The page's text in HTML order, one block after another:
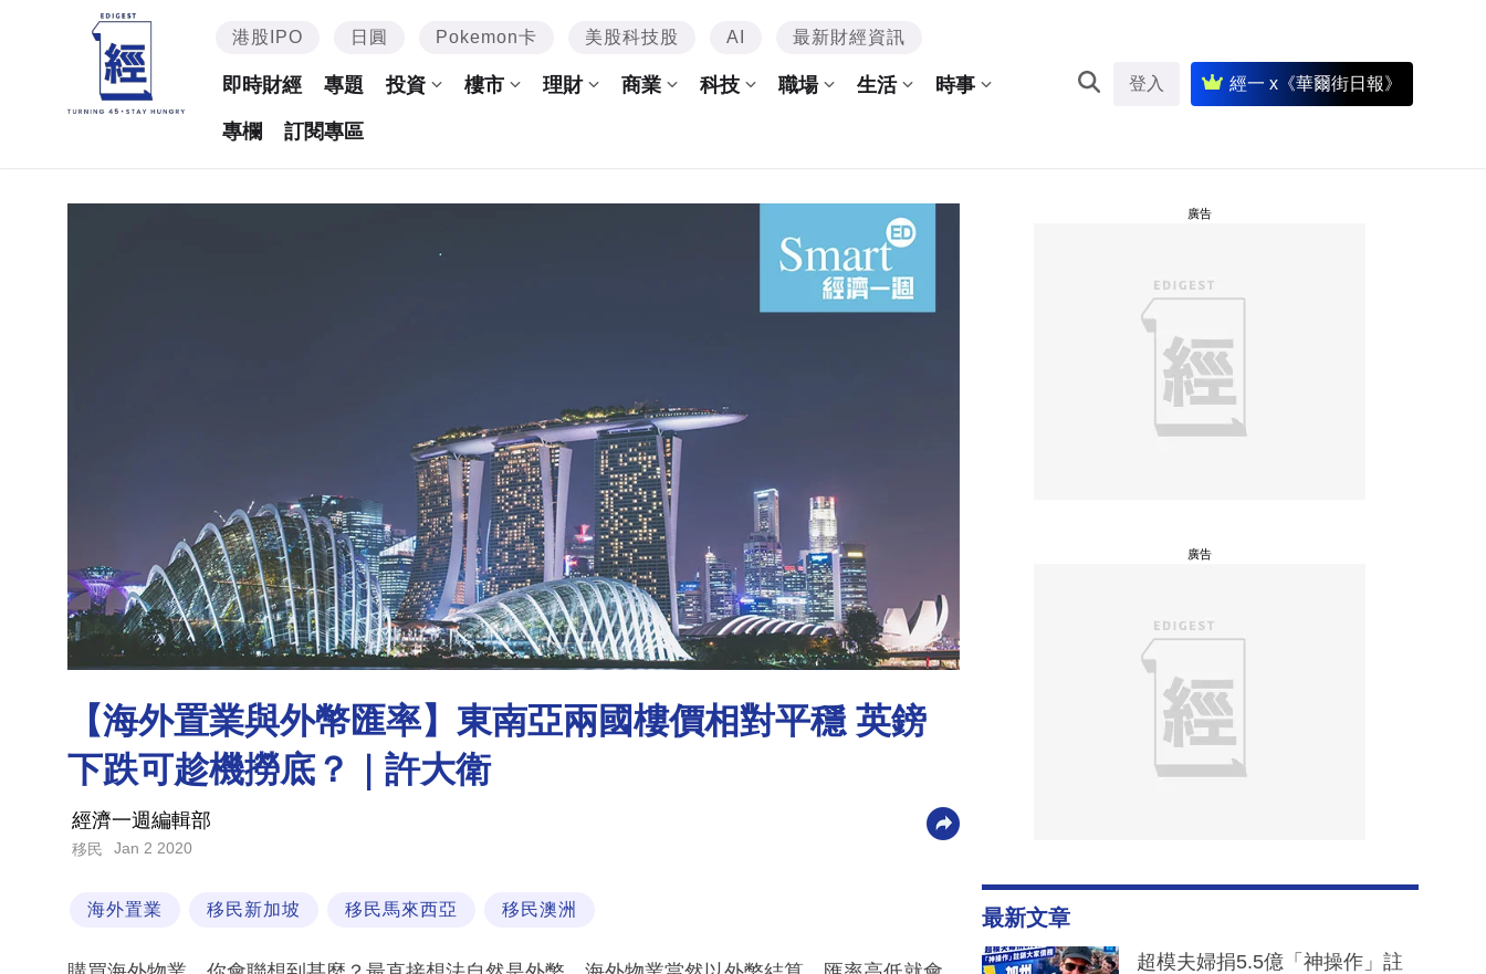
港股IPO 日圓 Pokemon卡 美股科技股 AI 最新財經資訊
即時財經 專題 投資 樓市 理財 商業 科技 職場 生活 時事
專欄 訂閱專區
登入 經一 x《華爾街日報》
【海外置業與外幣匯率】東南亞兩國樓價相對平穩 英鎊
下跌可趁機撈底？｜許大衛
經濟一週編輯部
移民 Jan 2 2020
海外置業 移民新加坡 移民馬來西亞 移民澳洲
廣告
廣告
最新文章
超模夫婦捐5.5億「神操作」註